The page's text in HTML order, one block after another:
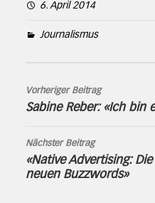
6. April 2014
Journalismus
Vorheriger Beitrag
Sabine Reber: «Ich bin
Nächster Beitrag
«Native Advertising:
neuen Buzzwords»